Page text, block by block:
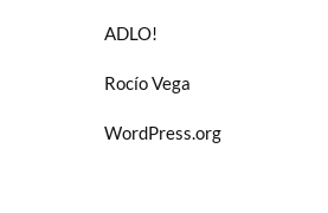
ADLO!
Rocío Vega
WordPress.org